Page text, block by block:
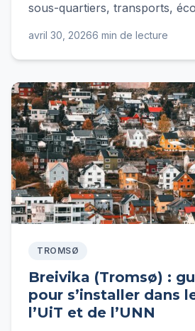
sous-quartiers, transports,
avril 30, 20266 min de lecture
TROMSØ
Breivika (Tromsø) :
pour s’installer dans
l’UiT et de l’UNN